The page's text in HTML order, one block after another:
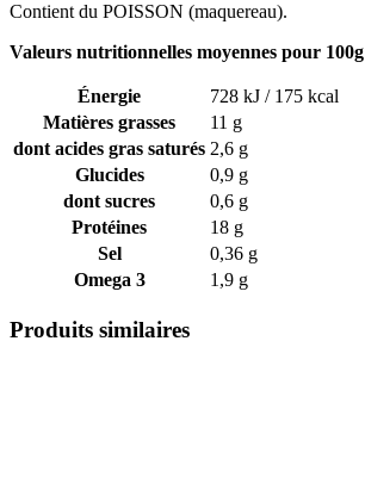
Contient du POISSON (maquereau).
Valeurs nutritionnelles moyennes pour 100g
Énergie
728 kJ / 175 kcal
Matières grasses
11 g
dont acides gras saturés 2,6 g
Glucides
0,9 g
dont sucres
0,6 g
Protéines
18 g
Sel
0,36 g
Omega 3
1,9 g
Produits similaires